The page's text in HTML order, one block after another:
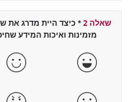
שאלה 2 * שדה חובה
כיצד היית מדרג את
מזמינות ואיכות המידע
מאוד מרוצה מרוצה
לא מרוצה